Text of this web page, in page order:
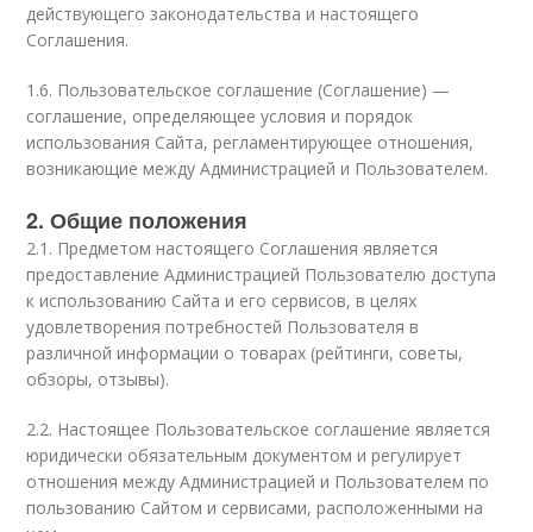
действующего законодательства и настоящего
Соглашения.
1.6. Пользовательское соглашение (Соглашение) —
соглашение, определяющее условия и порядок
использования Сайта, регламентирующее отношения,
возникающие между Администрацией и Пользователем.
2. Общие положения
2.1. Предметом настоящего Соглашения является
предоставление Администрацией Пользователю доступа
к использованию Сайта и его сервисов, в целях
удовлетворения потребностей Пользователя в
различной информации о товарах (рейтинги, советы,
обзоры, отзывы).
2.2. Настоящее Пользовательское соглашение является
юридически обязательным документом и регулирует
отношения между Администрацией и Пользователем по
пользованию Сайтом и сервисами, расположенными на